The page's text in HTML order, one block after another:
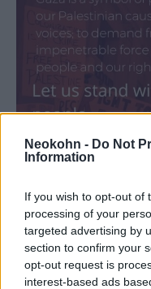
Neokohn - Do Not
Information
If you wish to opt-out of
processing of your
targeted advertising by
section to confirm your
opt-out request is
interest-based ads